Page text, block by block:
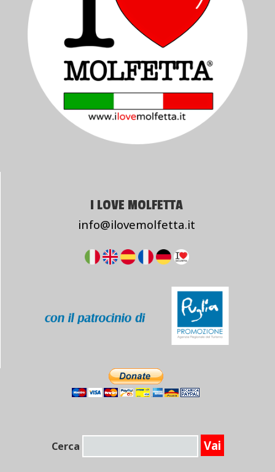
I LOVE MOLFETTA
info@ilovemolfetta.it
Cerca